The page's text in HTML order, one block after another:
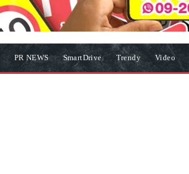
PR NEWS SmartDrive Trendy Video